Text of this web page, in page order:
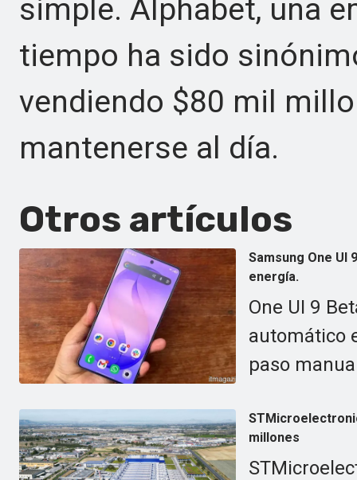
simple. Alphabet, una
tiempo ha sido
vendiendo $80 mil
mantenerse al día.
Otros artículos
Samsung One UI
energía.
One UI 9
automático
paso
millones